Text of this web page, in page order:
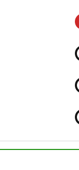
sur notre
dans nos rayons
comme le